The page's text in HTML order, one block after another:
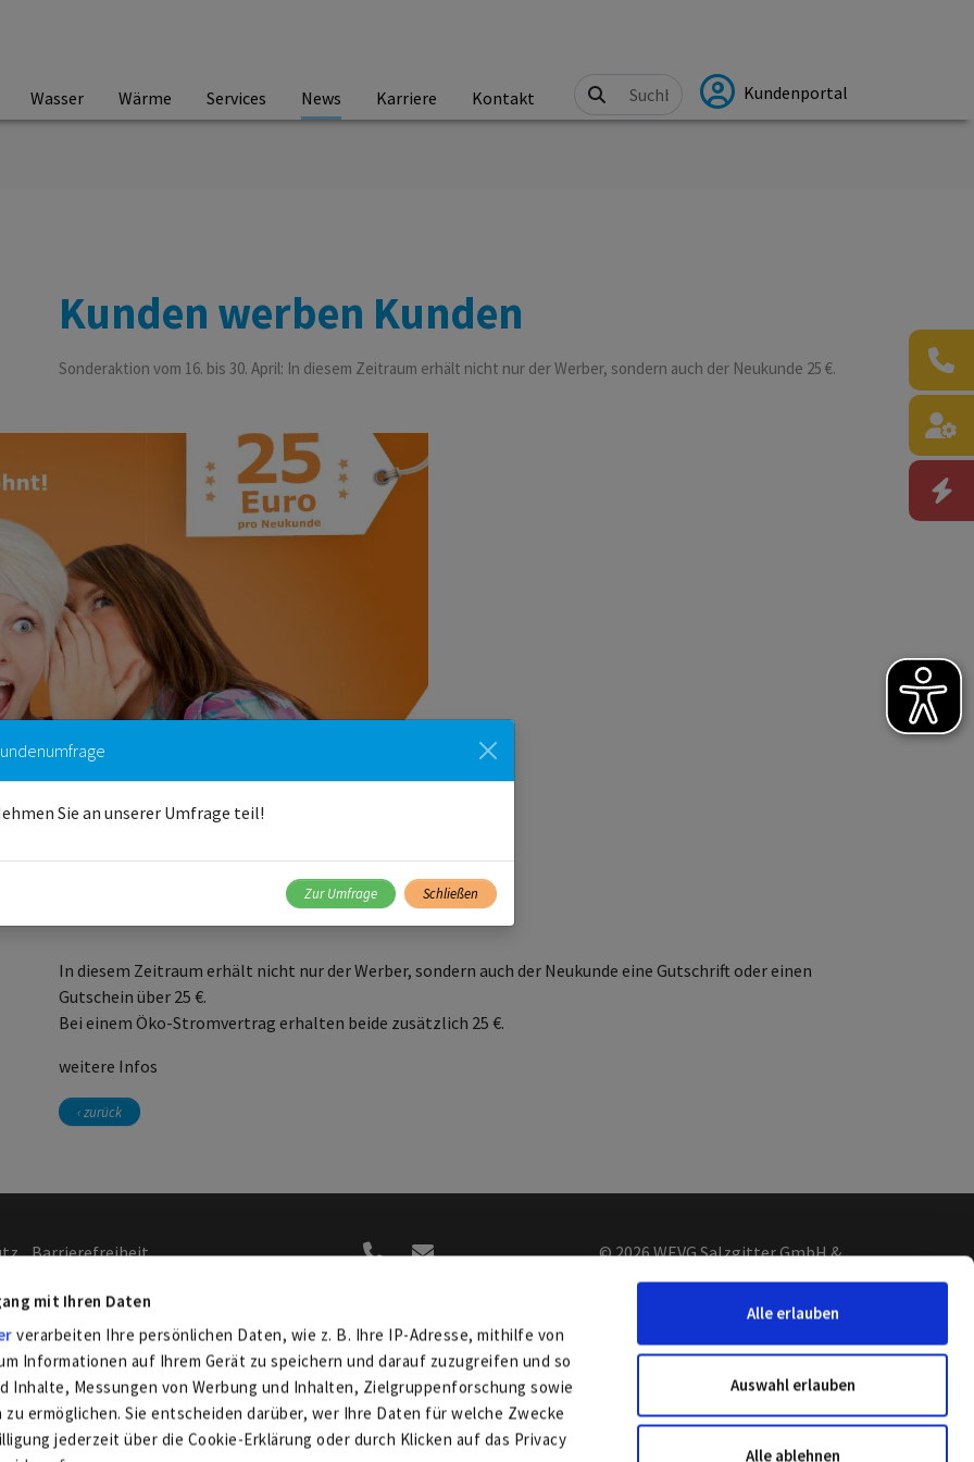
mit Ihren Daten
verarbeiten Ihre persönlichen Daten, wie z. B. Ihre IP-Adresse, mithilfe von
Informationen auf Ihrem Gerät zu speichern und darauf zuzugreifen und so
Inhalte, Messungen von Werbung und Inhalten, Zielgruppenforschung sowie
ermöglichen. Sie entscheiden darüber, wer Ihre Daten für welche Zwecke
jederzeit über die Cookie-Erklärung oder durch Klicken auf das Privacy
Alle erlauben
Auswahl erlauben
Alle ablehnen
Sie an unserer Umfrage teil!
Zur Umfrage Schließen
Wasser Wärme Services News Karriere Kontakt Kundenportal
Kunden werben Kunden
Sonderaktion vom 16. bis 30. April: In diesem Zeitraum erhält nicht nur der Werber, sondern auch der Neukunde 25 €.
In diesem Zeitraum erhält nicht nur der Werber, sondern auch der Neukunde eine Gutschrift oder einen
Gutschein über 25 €.
Bei einem Öko-Stromvertrag erhalten beide zusätzlich 25 €.
weitere Infos
‹ zurück
Barrierefreiheit
Ab sofort in Ihrem Playstore oder
App-Store
© 2026 WEVG Salzgitter GmbH &
Co. KG